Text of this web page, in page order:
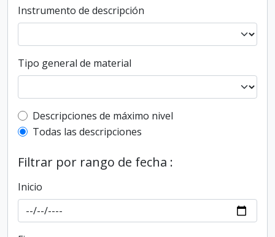
Instrumento de descripción
Tipo general de material
Top-level description filter
Descripciones de máximo nivel
Todas las descripciones
Filtrar por rango de fecha :
Inicio